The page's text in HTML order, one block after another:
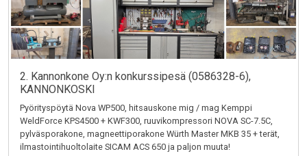
2. Kannonkone Oy:n konkurssipesä (0586328-6),
KANNONKOSKI
Pyörityspöytä Nova WP500, hitsauskone mig / mag Kemppi
WeldForce KPS4500 + KWF300, ruuvikompressori NOVA SC-7.5C,
pylväsporakone, magneettiporakone Würth Master MKB 35 + terät,
ilmastointihuoltolaite SICAM ACS 650 ja paljon muuta!